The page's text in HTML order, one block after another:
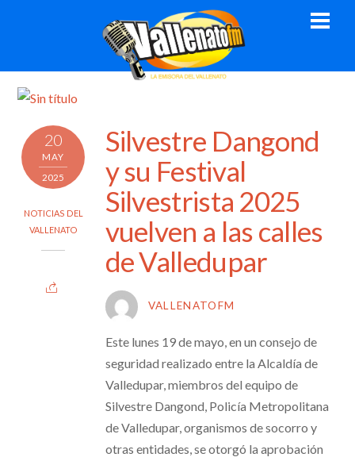
20
MAY
2025
NOTICIAS DEL
VALLENATO
Silvestre Dangond
y su Festival
Silvestrista 2025
vuelven a las calles
de Valledupar
VALLENATOFM
Este lunes 19 de mayo, en un consejo de
seguridad realizado entre la Alcaldía de
Valledupar, miembros del equipo de
Silvestre Dangond, Policía Metropolitana
de Valledupar, organismos de socorro y
otras entidades, se otorgó la aprobación